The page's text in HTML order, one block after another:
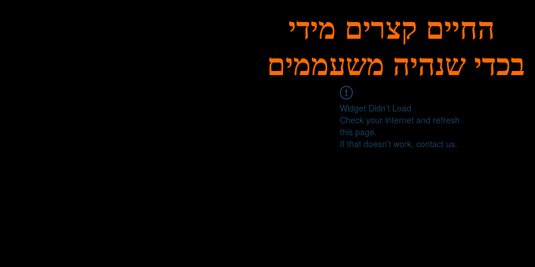
בכדי שנהיה משעממים
Widget Didn’t Load
Check your internet and refresh
this page.
If that doesn’t work, contact us.